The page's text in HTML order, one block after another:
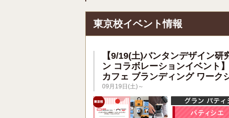
東京校イベント情報
【9/19(土)バンタンデザイン
ン コラボレーションイベント】
カフェ ブランディング ワーク
09月19日(土)～